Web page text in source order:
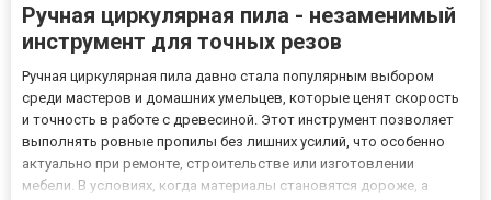
Ручная циркулярная пила - незаменимый
инструмент для точных резов
Ручная циркулярная пила давно стала популярным выбором
среди мастеров и домашних умельцев, которые ценят скорость
и точность в работе с древесиной. Этот инструмент позволяет
выполнять ровные пропилы без лишних усилий, что особенно
актуально при ремонте, строительстве или изготовлении
мебели. В условиях, когда материалы становятся дороже, а